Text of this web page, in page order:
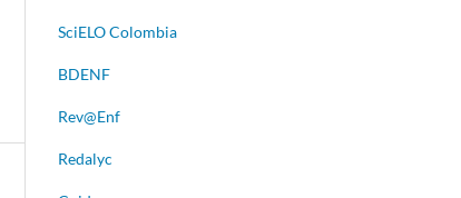
SciELO Colombia
BDENF
Rev@Enf
Redalyc